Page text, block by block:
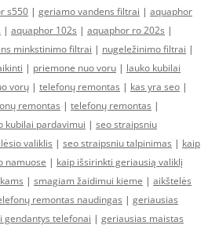
s550 | geriamo vandens filtrai | aquaphor
| aquaphor 102s | aquaphor ro 202s |
minkstinimo filtrai | nugeležinimo filtrai |
| priemone nuo voru | lauko kubilai
vorų | telefonų remontas | kas yra seo |
remontas | telefonų remontas |
kubilai pardavimui | seo straipsniu
valiklis | seo straipsniu talpinimas | kaip
namuose | kaip išsirinkti geriausią valiklį
| smagiam žaidimui kieme | aikštelės
remontas naudingas | geriausias
gendantys telefonai | geriausias maistas